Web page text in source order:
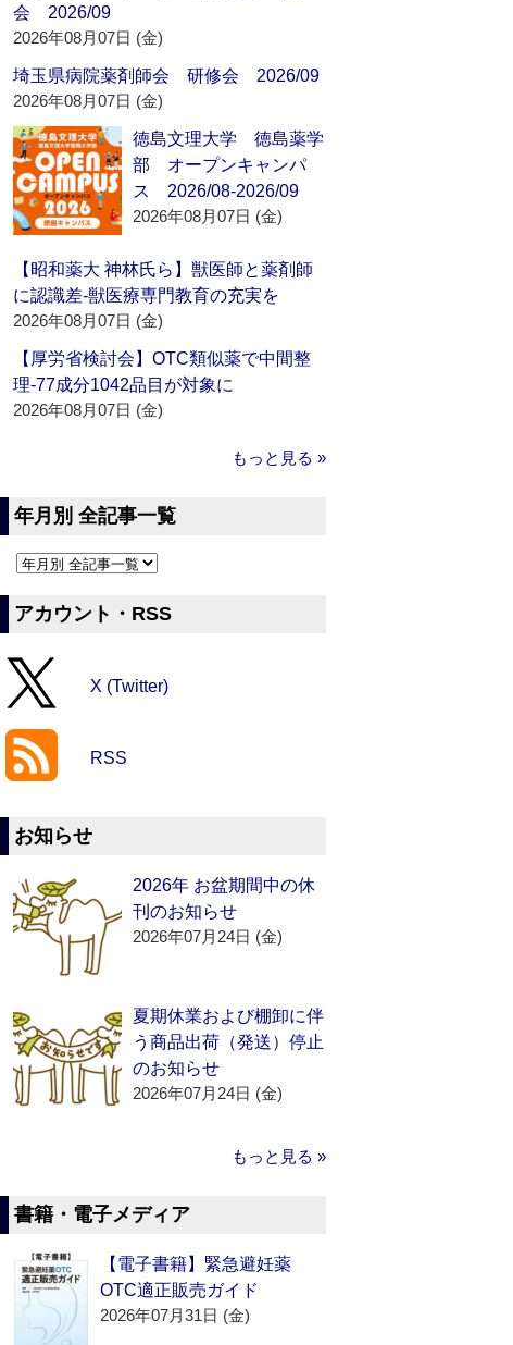
会 2026/09
2026年08月07日 (金)
埼玉県病院薬剤師会 研修会 2026/09
2026年08月07日 (金)
徳島文理大学 徳島薬学
部 オープンキャンパ
ス 2026/08-2026/09
2026年08月07日 (金)
【昭和薬大 神林氏ら】獣医師と薬剤師
に認識差‐獣医療専門教育の充実を
2026年08月07日 (金)
【厚労省検討会】OTC類似薬で中間整
理‐77成分1042品目が対象に
2026年08月07日 (金)
もっと見る »
年月別 全記事一覧
アカウント・RSS
X (Twitter)
RSS
お知らせ
2026年 お盆期間中の休
刊のお知らせ
2026年07月24日 (金)
夏期休業および棚卸に伴
う商品出荷（発送）停止
のお知らせ
2026年07月24日 (金)
もっと見る »
書籍・電子メディア
【電子書籍】緊急避妊薬
OTC適正販売ガイド
2026年07月31日 (金)